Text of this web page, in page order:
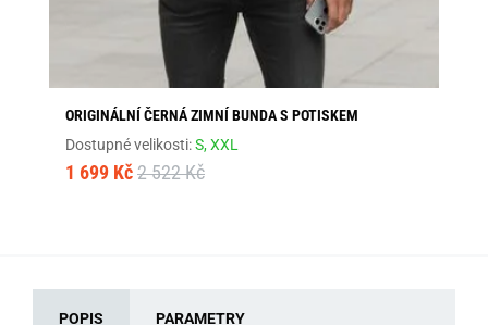
ORIGINÁLNÍ ČERNÁ ZIMNÍ BUNDA S POTISKEM
Dostupné velikosti:S,XXL
1 699 Kč 2 522 Kč
POPIS PARAMETRY